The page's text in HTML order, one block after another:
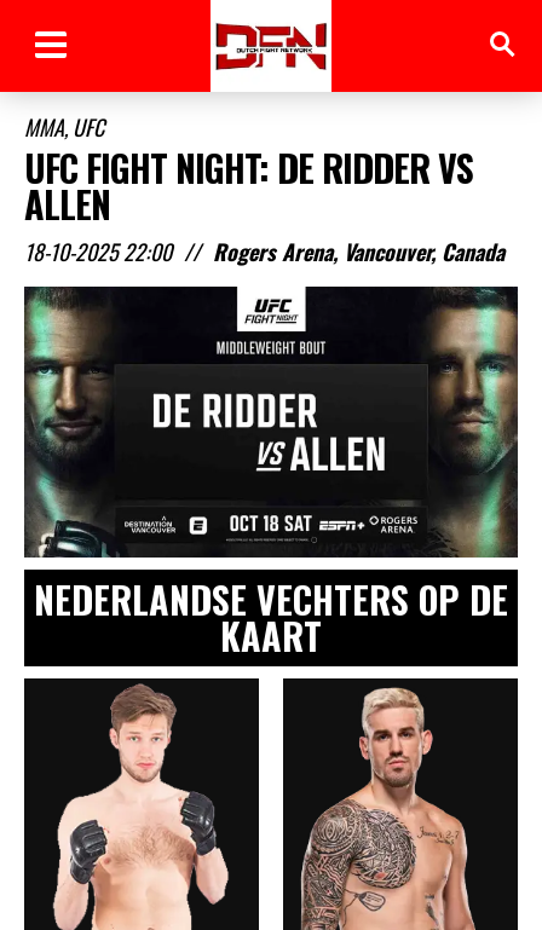
MMA,UFC
UFC FIGHT NIGHT: DE RIDDER VS
ALLEN
18-10-2025 22:00 // Rogers Arena, Vancouver, Canada
NEDERLANDSE VECHTERS OP DE
KAART